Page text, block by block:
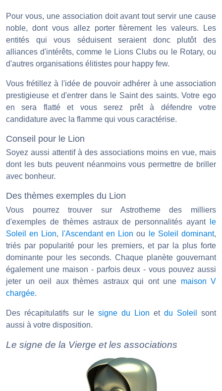
Pour vous, une association doit avant tout servir une cause
noble, dont vous allez porter fièrement les valeurs. Les
entités qui vous séduisent seraient donc plutôt des
alliances d'intérêts, comme le Lions Clubs ou le Rotary, ou
d'autres organisations élitistes pour happy few.
Vous frétillez à l'idée de pouvoir adhérer à une association
prestigieuse et d'entrer dans le Saint des saints. Votre ego
en sera flatté et vous serez prêt à défendre votre
candidature avec la flamme qui vous caractérise.
Conseil pour le Lion
Soyez aussi attentif à des associations moins en vue, mais
dont les buts peuvent néanmoins vous permettre de briller
avec bonheur.
Des thèmes exemples du Lion
Vous pourrez trouver sur Astrotheme des milliers
d'exemples de thèmes astraux de personnalités ayant
le
Soleil en Lion, l'Ascendant en Lion ou le Soleil dominant,
triés par popularité pour les premiers, et par la plus forte
dominante pour les seconds. Chaque planète gouvernant
également une maison - parfois deux - vous pouvez aussi
jeter un oeil aux thèmes astraux qui ont une maison V
chargée.
Des récapitulatifs sur le signe du Lion et du Soleil
sont
aussi à votre disposition.
Le signe de la Vierge et les associations